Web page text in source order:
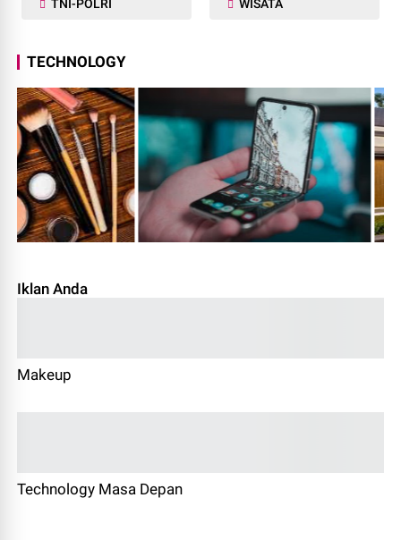
TNI-POLRI WISATA
TECHNOLOGY
Iklan Anda
Makeup
Technology Masa Depan